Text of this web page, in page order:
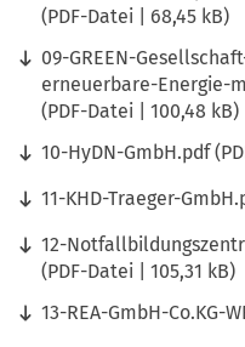
PDF-Datei
68,45 kB
09-GREEN-
erneuerbare-Energie-
PDF-Datei
100,48 kB
10-HyDN-GmbH.pdf
11-KHD-Traeger-
12-
PDF-Datei
105,31 kB
13-REA-GmbH-Co.KG-